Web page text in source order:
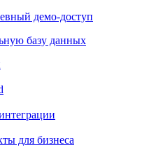
демо-доступ
базу данных
для бизнеса